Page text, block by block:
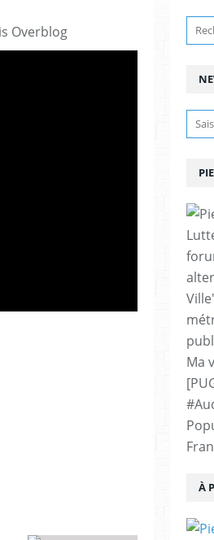
Overblog
Ma
À